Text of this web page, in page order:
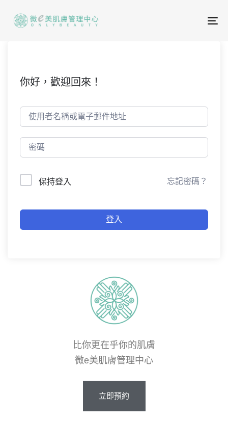
你好，歡迎回來！
保持登入 忘記密碼？
登入
比你更在乎你的肌膚
微e美肌膚管理中心
立即預約